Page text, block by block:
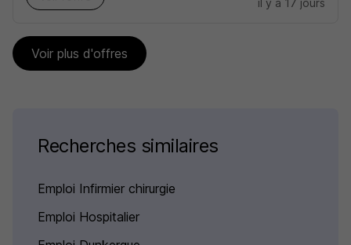
il y a 17 jours
Voir plus d'offres
Recherches similaires
Emploi Infirmier chirurgie
Emploi Hospitalier